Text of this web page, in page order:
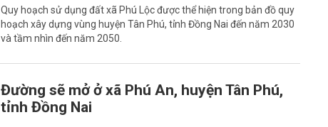
Quy hoạch sử dụng đất xã Phú Lộc được thể hiện trong bản đồ quy
hoạch xây dựng vùng huyện Tân Phú, tỉnh Đồng Nai đến năm 2030
và tầm nhìn đến năm 2050.
Đường sẽ mở ở xã Phú An, huyện Tân Phú,
tỉnh Đồng Nai